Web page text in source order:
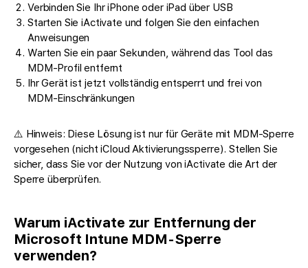
Verbinden Sie Ihr iPhone oder iPad über USB
Starten Sie iActivate und folgen Sie den einfachen
Anweisungen
Warten Sie ein paar Sekunden, während das Tool das
MDM-Profil entfernt
Ihr Gerät ist jetzt vollständig entsperrt und frei von
MDM-Einschränkungen
⚠️ Hinweis: Diese Lösung ist nur für Geräte mit MDM-Sperre
vorgesehen (nicht iCloud Aktivierungssperre). Stellen Sie
sicher, dass Sie vor der Nutzung von iActivate die Art der
Sperre überprüfen.
Warum iActivate zur Entfernung der
Microsoft Intune MDM-Sperre
verwenden?